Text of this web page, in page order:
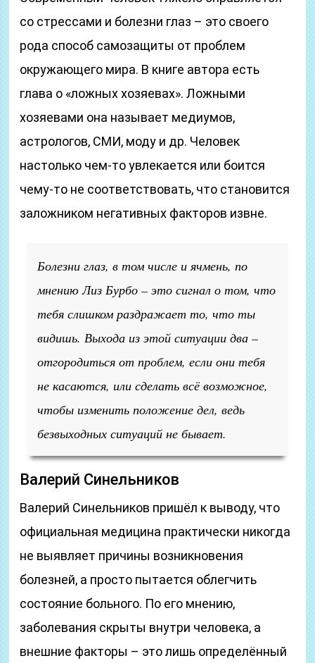
со стрессами и болезни глаз – это своего
рода способ самозащиты от проблем
окружающего мира. В книге автора есть
глава о «ложных хозяевах». Ложными
хозяевами она называет медиумов,
астрологов, СМИ, моду и др. Человек
настолько чем-то увлекается или боится
чему-то не соответствовать, что становится
заложником негативных факторов извне.
Болезни глаз, в том числе и ячмень, по
мнению Лиз Бурбо – это сигнал о том, что
тебя слишком раздражает то, что ты
видишь. Выхода из этой ситуации два –
отгородиться от проблем, если они тебя
не касаются, или сделать всё возможное,
чтобы изменить положение дел, ведь
безвыходных ситуаций не бывает.
Валерий Синельников
Валерий Синельников пришёл к выводу, что
официальная медицина практически никогда
не выявляет причины возникновения
болезней, а просто пытается облегчить
состояние больного. По его мнению,
заболевания скрыты внутри человека, а
внешние факторы – это лишь определённый